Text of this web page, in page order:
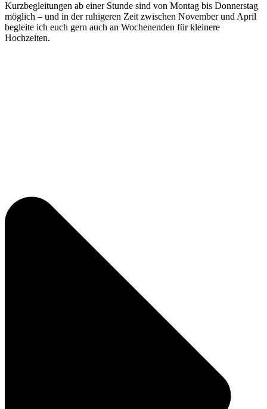
Kurzbegleitungen ab einer Stunde sind von Montag bis Donnerstag
möglich – und in der ruhigeren Zeit zwischen November und April
begleite ich euch gern auch an Wochenenden für kleinere
Hochzeiten.